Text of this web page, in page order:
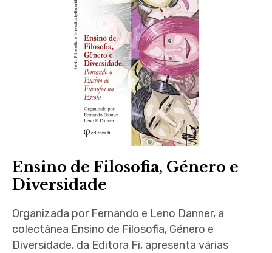
Ensino de Filosofia, Género e
Diversidade
Organizada por Fernando e Leno Danner, a
colectânea Ensino de Filosofia, Género e
Diversidade, da Editora Fi, apresenta várias